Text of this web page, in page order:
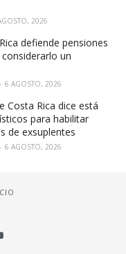
2026
defiende pensiones
un
6 AGOSTO, 2026
Costa Rica dice está
para habilitar
de exsuplentes
6 AGOSTO, 2026